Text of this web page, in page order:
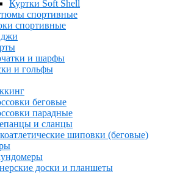
Куртки Soft Shell
спортивные
спортивные
и шарфы
и гольфы
беговые
парадные
и сланцы
шиповки (беговые)
доски и планшеты